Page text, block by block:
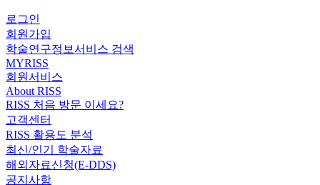
로그인
회원가입
학술연구정보서비스 검색
MYRISS
회원서비스
About RISS
RISS 처음 방문 이세요?
고객센터
RISS 활용도 분석
최신/인기 학술자료
해외자료신청(E-DDS)
공지사항